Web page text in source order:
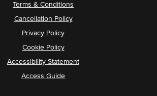
Terms & Conditions
Cancellation Policy
Privacy Policy
Cookie Policy
Accessibility Statement
Access Guide